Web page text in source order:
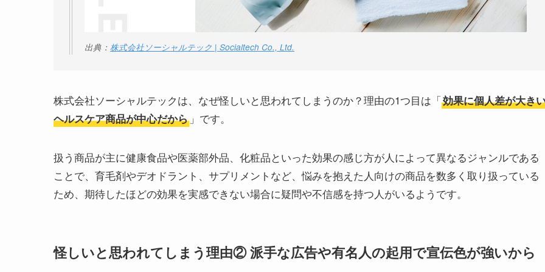
出典： 株式会社ソーシャルテック | Socialtech Co., Ltd.
株式会社ソーシャルテックは、なぜ怪しいと思われてしまうのか？理由の1つ目は「効果に個人差が大き
ヘルスケア商品が中心だから 」です。
扱う商品が主に健康食品や医薬部外品、化粧品といった効果の感じ方が人によって異なるジャンルである
ことで、育毛剤やデオドラント、サプリメントなど、悩みを抱えた人向けの商品を数多く取り扱っている
ため、期待したほどの効果を実感できない場合に疑問や不信感を持つ人がいるようです。
怪しいと思われてしまう理由② 派手な広告や有名人の起用で宣伝色が強いから